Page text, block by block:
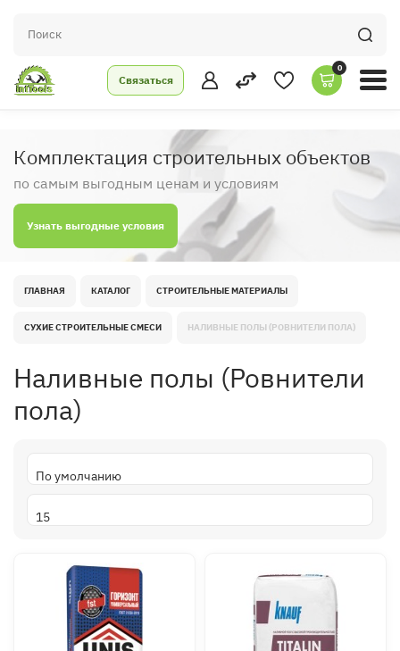
Связаться
0
Комплектация строительных объектов
по самым выгодным ценам и условиям
Узнать выгодные условия
ГЛАВНАЯ КАТАЛОГ СТРОИТЕЛЬНЫЕ МАТЕРИАЛЫ
СУХИЕ СТРОИТЕЛЬНЫЕ СМЕСИ НАЛИВНЫЕ ПОЛЫ (РОВНИТЕЛИ ПОЛА)
Наливные полы (Ровнители
пола)